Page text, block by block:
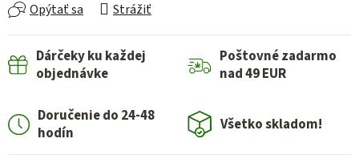
Opýtať sa Strážiť
Dárčeky ku každej
objednávke
Poštovné zadarmo
nad 49 EUR
Doručenie do 24-48
hodín
Všetko skladom!